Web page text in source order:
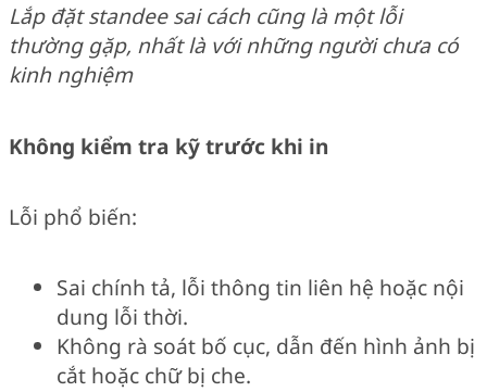
Lắp đặt standee sai cách cũng là một lỗi
thường gặp, nhất là với những người chưa có
kinh nghiệm
Không kiểm tra kỹ trước khi in
Lỗi phổ biến:
Sai chính tả, lỗi thông tin liên hệ hoặc nội
dung lỗi thời.
Không rà soát bố cục, dẫn đến hình ảnh bị
cắt hoặc chữ bị che.